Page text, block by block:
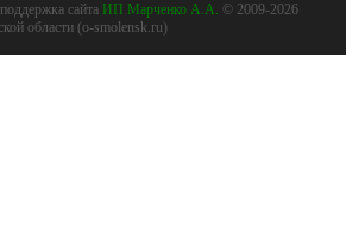
сайта ИП Марченко А.А. © 2009-2026
области (o-smolensk.ru)